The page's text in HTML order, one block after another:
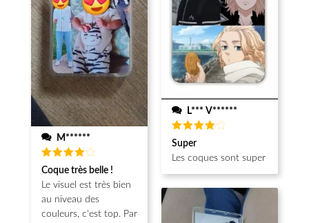
M******
Note4
sur 5
Coque très belle !
Le visuel est très bien
au niveau des
couleurs, c'est top. Par
L*** V******
Note
sur 5
Super
Les coques sont super